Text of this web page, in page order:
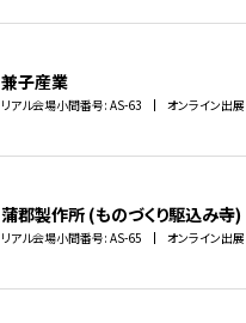
兼子産業
リアル会場小間番号: AS-63 オンライン出展
蒲郡製作所 (ものづくり駆込み寺)
リアル会場小間番号: AS-65 オンライン出展